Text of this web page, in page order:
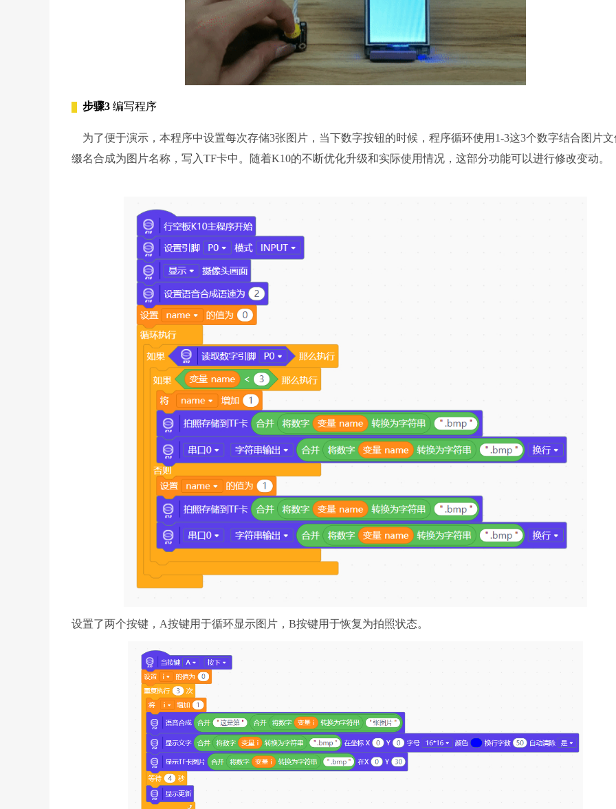
步骤3 编写程序
为了便于演示，本程序中设置每次存储3张图片，当下数字按钮的时候，程序循环使用1-3这3个数字结合图片
缀名合成为图片名称，写入TF卡中。随着K10的不断优化升级和实际使用情况，这部分功能可以进行修改变动。
设置了两个按键，A按键用于循环显示图片，B按键用于恢复为拍照状态。